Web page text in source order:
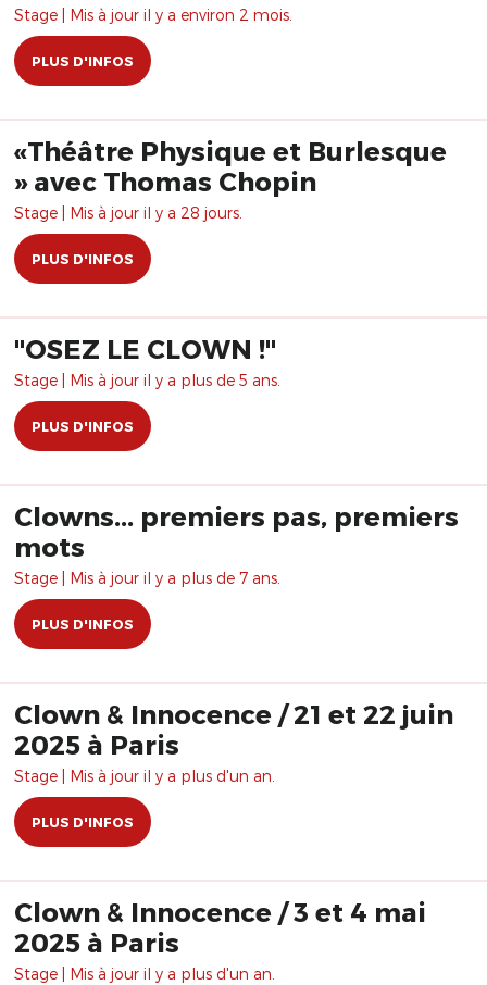
Stage | Mis à jour il y a environ 2 mois.
PLUS D'INFOS
«Théâtre Physique et Burlesque
» avec Thomas Chopin
Stage | Mis à jour il y a 28 jours.
PLUS D'INFOS
"OSEZ LE CLOWN !"
Stage | Mis à jour il y a plus de 5 ans.
PLUS D'INFOS
Clowns... premiers pas, premiers
mots
Stage | Mis à jour il y a plus de 7 ans.
PLUS D'INFOS
Clown & Innocence / 21 et 22 juin
2025 à Paris
Stage | Mis à jour il y a plus d'un an.
PLUS D'INFOS
Clown & Innocence / 3 et 4 mai
2025 à Paris
Stage | Mis à jour il y a plus d'un an.